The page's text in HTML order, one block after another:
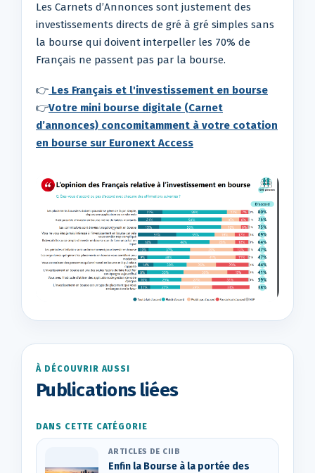
Les Carnets d’Annonces sont justement des
investissements directs de gré à gré simples sans
la bourse qui doivent interpeller les 70% de
Français ne passent pas par la bourse.
👉 Les Français et l'investissement en bourse
👉Votre mini bourse digitale (Carnet
d’annonces) concomitamment à votre cotation
en bourse sur Euronext Access
À DÉCOUVRIR AUSSI
Publications liées
DANS CETTE CATÉGORIE
ARTICLES DE CIIB
Enfin la Bourse à la portée des